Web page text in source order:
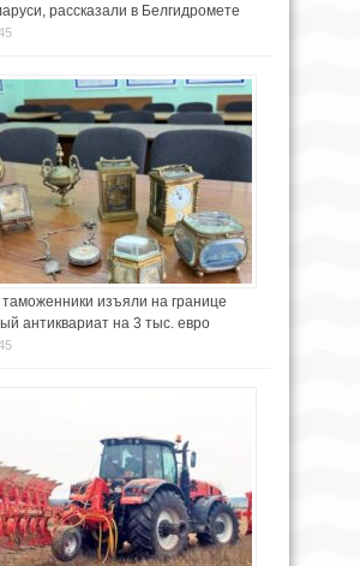
рассказали в Белгидромете
таможенники изъяли на границе
антиквариат на 3 тыс. евро